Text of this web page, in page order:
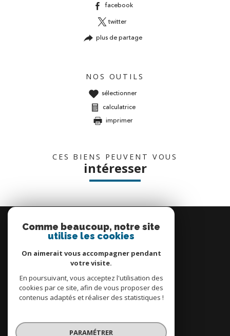
facebook
twitter
plus de partage
NOS OUTILS
sélectionner
calculatrice
imprimer
CES BIENS PEUVENT VOUS
intéresser
connecter
espace propriétaire
Comme beaucoup, notre site
utilise les cookies
On aimerait vous accompagner pendant
votre visite.
En poursuivant, vous acceptez l'utilisation des
cookies par ce site, afin de vous proposer des
contenus adaptés et réaliser des statistiques !
PARAMÉTRER